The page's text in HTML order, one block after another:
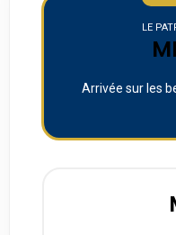
LE
Arrivée sur les